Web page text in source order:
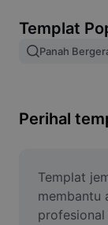
Gabungan
Ubah Saiz
Penjana
AI Text
Templat
Panah
Templat
membantu